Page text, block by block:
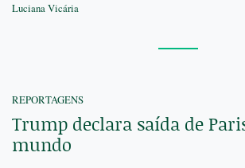
Luciana Vicária
REPORTAGENS
Trump declara saída de
mundo